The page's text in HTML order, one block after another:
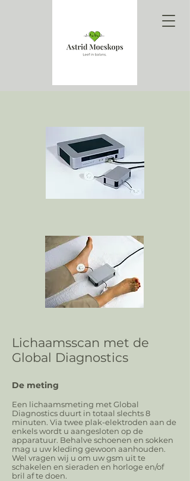
Lichaamsscan met de
Global Diagnostics
De meting
Een lichaamsmeting met Global
Diagnostics duurt in totaal slechts 8
minuten. Via twee plak-elektroden aan de
enkels wordt u aangesloten op de
apparatuur. Behalve schoenen en sokken
mag u uw kleding gewoon aanhouden.
Wel vragen wij u om uw gsm uit te
schakelen en sieraden en horloge en/of
bril af te doen.